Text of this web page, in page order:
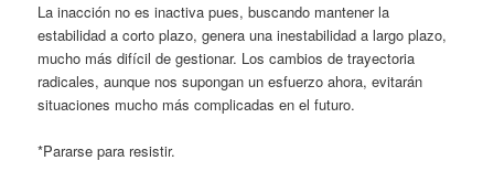
La inacción no es inactiva pues, buscando mantener la
estabilidad a corto plazo, genera una inestabilidad a largo plazo,
mucho más difícil de gestionar. Los cambios de trayectoria
radicales, aunque nos supongan un esfuerzo ahora, evitarán
situaciones mucho más complicadas en el futuro.
*Pararse para resistir.